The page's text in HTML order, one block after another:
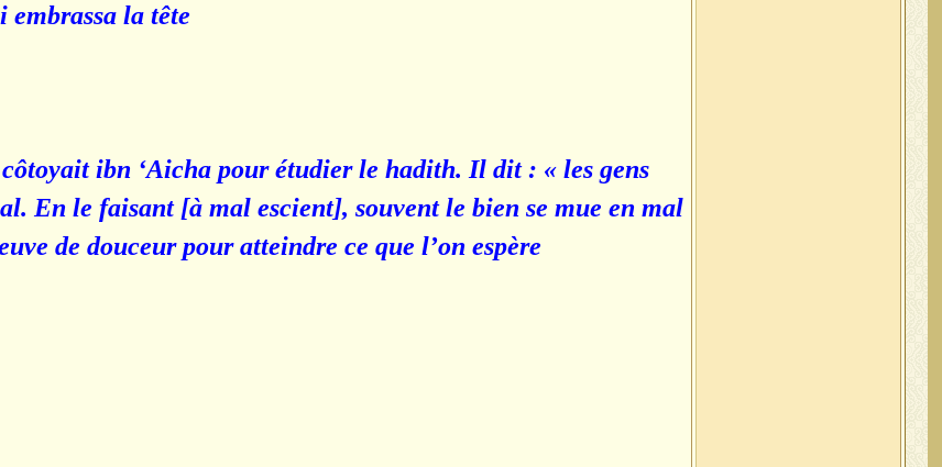
la tête :
ibn ‘Aicha pour étudier le hadith. Il dit : « les gens
En le faisant [à mal escient], souvent le bien se mue en mal
de douceur pour atteindre ce que l’on espère